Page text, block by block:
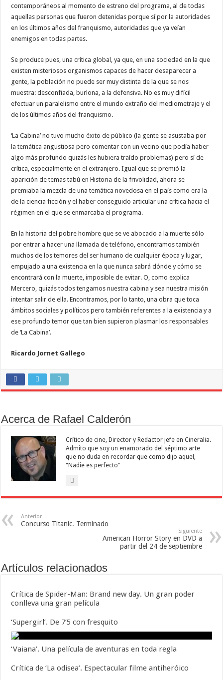
contemporáneos al momento de estreno del programa, al de todas
aquellas personas que fueron detenidas porque sí por la autoridades
en los últimos años del franquismo, autoridades que ya veían
enemigos en todas partes.
Se produce pues, una crítica global, ya que, en una sociedad en la que
existen misteriosos organismos capaces de hacer desaparecer a
gente, la población no puede ser muy distinta de la que se nos
muestra: desconfiada, burlona, a la defensiva. No es muy difícil
efectuar un paralelismo entre el mundo extraño del mediometraje y el
de los últimos años del franquismo.
‘La Cabina’ no tuvo mucho éxito de público (la gente se asustaba por
la temática angustiosa pero comentar con un vecino que podía haber
algo más profundo quizás les hubiera traído problemas) pero sí de
crítica, especialmente en el extranjero. Igual que se premió la
aparición de temas tabú en Historia de la frivolidad, ahora se
premiaba la mezcla de una temática novedosa en el país como era la
de la ciencia ficción y el haber conseguido articular una crítica hacia el
régimen en el que se enmarcaba el programa.
En la historia del pobre hombre que se ve abocado a la muerte sólo
por entrar a hacer una llamada de teléfono, encontramos también
muchos de los temores del ser humano de cualquier época y lugar,
empujado a una existencia en la que nunca sabrá dónde y cómo se
encontrará con la muerte, imposible de evitar. O, como explica
Mercero, quizás todos tengamos nuestra cabina y sea nuestra misión
intentar salir de ella. Encontramos, por lo tanto, una obra que toca
ámbitos sociales y políticos pero también referentes a la existencia y a
ese profundo temor que tan bien supieron plasmar los responsables
de ‘La Cabina’.
Ricardo Jornet Gallego
Acerca de Rafael Calderón
Crítico de cine, Director y Redactor jefe en Cineralia.
Admito que soy un enamorado del séptimo arte
que no duda en recordar que como dijo aquel,
"Nadie es perfecto"
Anterior
Concurso Titanic. Terminado
Siguiente
American Horror Story en DVD a
partir del 24 de septiembre
Artículos relacionados
Crítica de Spider-Man: Brand new day. Un gran poder
conlleva una gran película
‘Supergirl’. De 7’5 con fresquito
‘Vaiana’. Una película de aventuras en toda regla
Crítica de ‘La odisea’. Espectacular filme antiheróico